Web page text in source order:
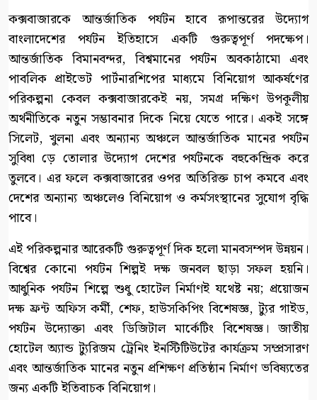
কক্সবাজারকে আন্তর্জাতিক পর্যটন হাবে রূপান্তরের উদ্যোগ
বাংলাদেশের পর্যটন ইতিহাসে একটি গুরুত্বপূর্ণ পদক্ষেপ।
আন্তর্জাতিক বিমানবন্দর, বিশ্বমানের পর্যটন অবকাঠামো এবং
পাবলিক প্রাইভেট পার্টনারশিপের মাধ্যমে বিনিয়োগ আকর্ষণের
পরিকল্পনা কেবল কক্সবাজারকেই নয়, সমগ্র দক্ষিণ উপকূলীয়
অর্থনীতিকে নতুন সম্ভাবনার দিকে নিয়ে যেতে পারে। একই সঙ্গে
সিলেট, খুলনা এবং অন্যান্য অঞ্চলে আন্তর্জাতিক মানের পর্যটন
সুবিধা ড়ে তোলার উদ্যোগ দেশের পর্যটনকে বহুকেন্দ্রিক করে
তুলবে। এর ফলে কক্সবাজারের ওপর অতিরিক্ত চাপ কমবে এবং
দেশের অন্যান্য অঞ্চলেও বিনিয়োগ ও কর্মসংস্থানের সুযোগ বৃদ্ধি
পাবে।
এই পরিকল্পনার আরেকটি গুরুত্বপূর্ণ দিক হলো মানবসম্পদ উন্নয়ন।
বিশ্বের কোনো পর্যটন শিল্পই দক্ষ জনবল ছাড়া সফল হয়নি।
আধুনিক পর্যটন শিল্পে শুধু হোটেল নির্মাণই যথেষ্ট নয়; প্রয়োজন
দক্ষ ফ্রন্ট অফিস কর্মী, শেফ, হাউসকিপিং বিশেষজ্ঞ, ট্যুর গাইড,
পর্যটন উদ্যোক্তা এবং ডিজিটাল মার্কেটিং বিশেষজ্ঞ। জাতীয়
হোটেল অ্যান্ড ট্যুরিজম ট্রেনিং ইনস্টিটিউটের কার্যক্রম সম্প্রসারণ
এবং আন্তর্জাতিক মানের নতুন প্রশিক্ষণ প্রতিষ্ঠান নির্মাণ ভবিষ্যতের
জন্য একটি ইতিবাচক বিনিয়োগ।